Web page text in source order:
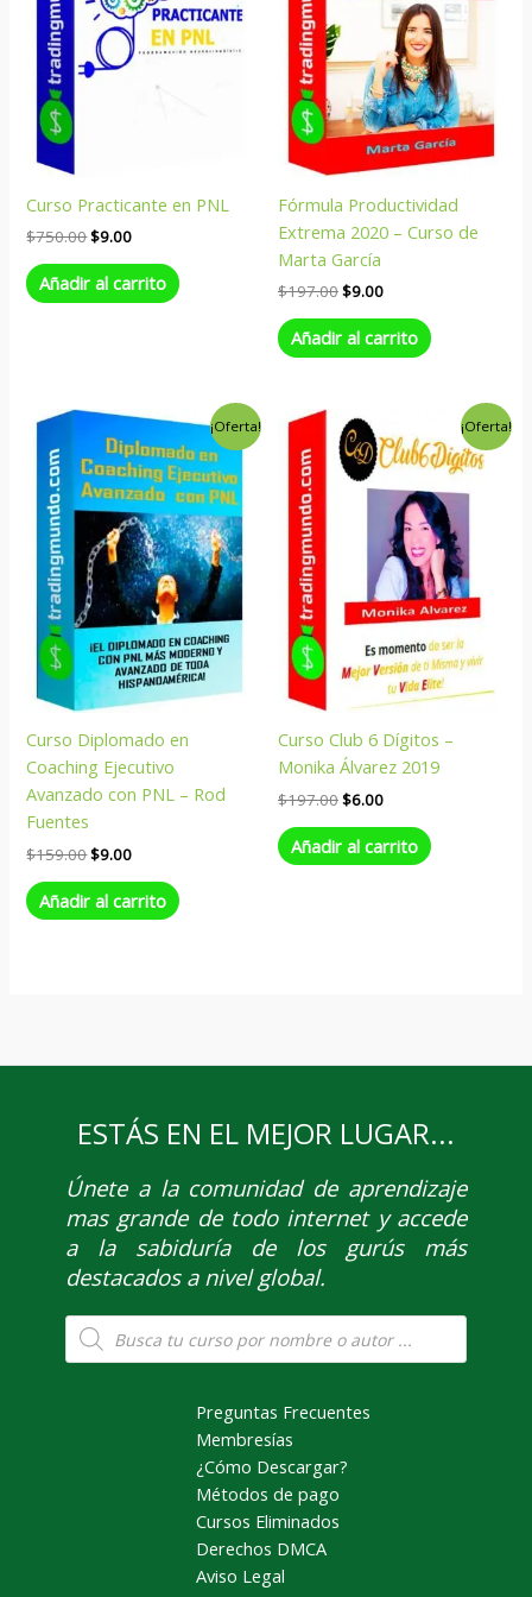
Curso Practicante en PNL
$750.00$9.00
Añadir al carrito
Fórmula Productividad
Extrema 2020 – Curso de
Marta García
$197.00$9.00
Añadir al carrito
¡Oferta!
Curso Diplomado en
Coaching Ejecutivo
Avanzado con PNL – Rod
Fuentes
$159.00
El
precio
original
era:
$159.00.
$9.00
El
precio
actual
es:
$9.00.
Añadir al carrito
¡Oferta!
Curso Club 6 Dígitos –
Monika Álvarez 2019
$197.00
El
precio
original
era:
$197.00.
$6.00
precio
actual
$6.00.
Añadir al carrito
ESTÁS EN EL MEJOR LUGAR...
Únetea la comunidad de aprendizaje
mas grande de todo internet y accede
a la sabiduría de los gurús más
destacados a nivel global.
Búsqueda
de
productos
Preguntas Frecuentes
Membresías
¿Cómo Descargar?
Métodos de pago
Cursos Eliminados
Derechos DMCA
Aviso Legal